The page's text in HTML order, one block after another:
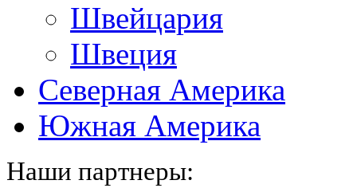
Швейцария
Швеция
Северная Америка
Южная Америка
Наши партнеры: